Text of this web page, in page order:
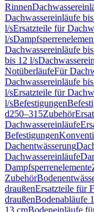
Rinnen
Dachwassereinläufe
l/sErsatzteile für
l/s
Dachwassereinläufe
bis 12 l/s
NotüberläufeFür
Dachwassereinläufe
l/sErsatzteile für
l/sBefestigungen
d250–315Zubehör
Dachwassereinläufe
Befestigungen
Dachentwässerung
Dachwassereinläufe
Dampfsperrenelemente
Zubehör
draußenErsatzteile für
draußenBodenabläufe
13 cmBodeneinläufe